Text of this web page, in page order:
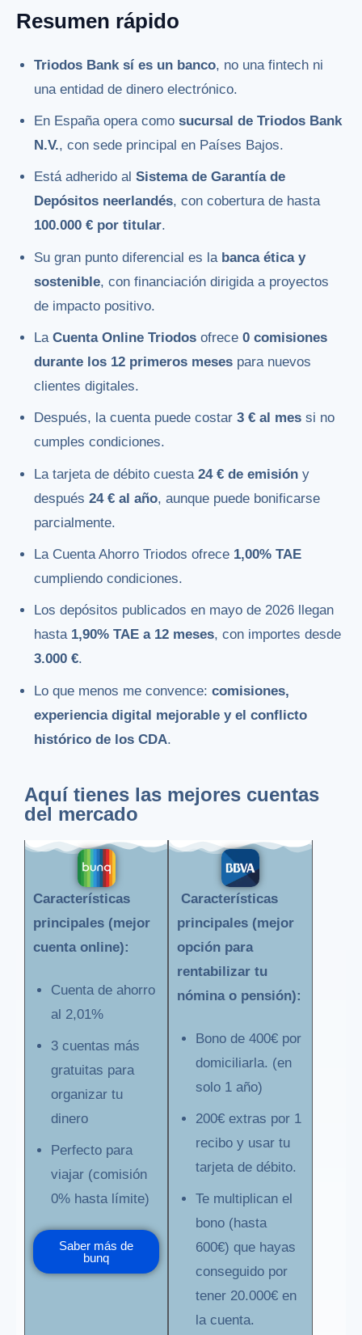
Resumen rápido
Triodos Bank sí es un banco, no una fintech ni
una entidad de dinero electrónico.
En España opera comosucursal de Triodos Bank
N.V., con sede principal en Países Bajos.
Está adherido alSistema de Garantía de
Depósitos neerlandés, con cobertura de hasta
100.000 € por titular.
Su gran punto diferencial es la banca ética y
sostenible, con financiación dirigida a proyectos
de impacto positivo.
LaCuenta Online Triodos ofrece0 comisiones
durante los 12 primeros meses para nuevos
clientes digitales.
Después, la cuenta puede costar3 € al mes si no
cumples condiciones.
La tarjeta de débito cuesta24 € de emisión y
después24 € al año, aunque puede bonificarse
parcialmente.
La Cuenta Ahorro Triodos ofrece 1,00% TAE
cumpliendo condiciones.
Los depósitos publicados en mayo de 2026 llegan
hasta 1,90% TAE a 12 meses, con importes desde
3.000 €.
Lo que menos me convence:comisiones,
experiencia digital mejorable y el conflicto
histórico de los CDA.
Aquí tienes las mejores cuentas
del mercado
Características
principales (mejor
cuenta online):
Cuenta de ahorro
al 2,01%
3 cuentas más
gratuitas para
organizar tu
dinero
Perfecto para
viajar (comisión
0% hasta límite)
Saber más de
bunq
Características
principales (mejor
opción para
rentabilizar tu
nómina o pensión):
Bono de 400€ por
domiciliarla. (en
solo 1 año)
200€ extras por 1
recibo y usar tu
tarjeta de débito.
Te multiplican el
bono (hasta
600€) que hayas
conseguido por
tener 20.000€ en
la cuenta.